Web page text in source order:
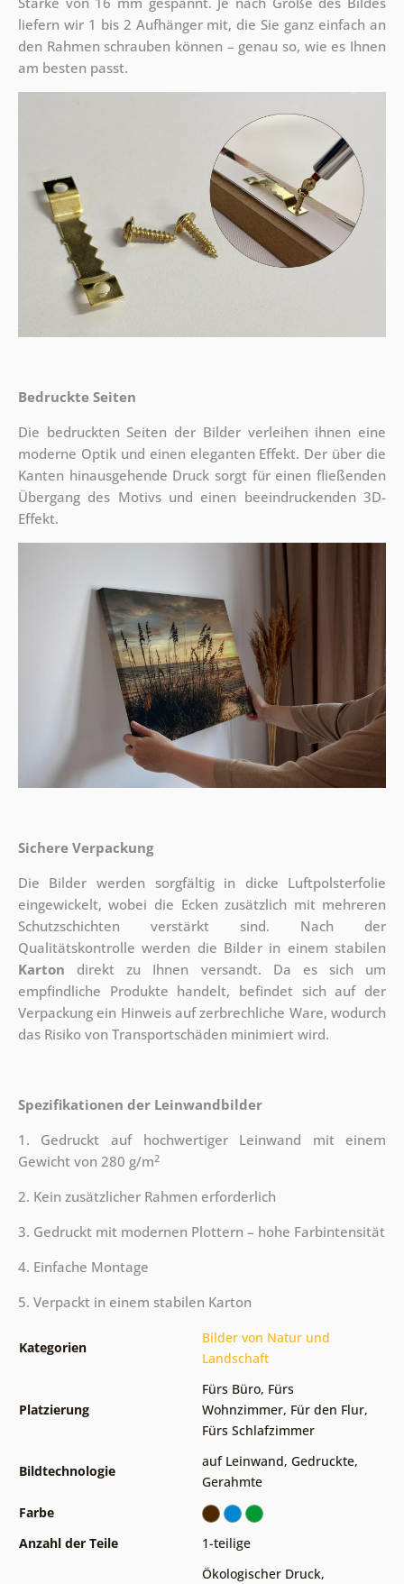
liefern wir 1 bis 2 Aufhänger mit, die Sie ganz einfach an
den Rahmen schrauben können – genau so, wie es Ihnen
am besten passt.
Bedruckte Seiten
Die bedruckten Seiten der Bilder verleihen ihnen eine
moderne Optik und einen eleganten Effekt. Der über die
Kanten hinausgehende Druck sorgt für einen fließenden
Übergang des Motivs und einen beeindruckenden 3D-
Effekt.
Sichere Verpackung
Die Bilder werden sorgfältig in dicke Luftpolsterfolie
eingewickelt, wobei die Ecken zusätzlich mit mehreren
Schutzschichten verstärkt sind. Nach der
Qualitätskontrolle werden die Bilder in einem stabilen
Karton direkt zu Ihnen versandt. Da es sich um
empfindliche Produkte handelt, befindet sich auf der
Verpackung ein Hinweis auf zerbrechliche Ware, wodurch
das Risiko von Transportschäden minimiert wird.
Spezifikationen der Leinwandbilder
1. Gedruckt auf hochwertiger Leinwand mit einem
Gewicht von 280 g/m2
2. Kein zusätzlicher Rahmen erforderlich
3. Gedruckt mit modernen Plottern – hohe Farbintensität
4. Einfache Montage
5. Verpackt in einem stabilen Karton
Kategorien
Bilder von Natur und
Landschaft
Platzierung
Fürs Büro, Fürs
Wohnzimmer, Für den Flur,
Fürs Schlafzimmer
Bildtechnologie
auf Leinwand, Gedruckte,
Gerahmte
Farbe
Anzahl der Teile
1-teilige
Ökologischer Druck,